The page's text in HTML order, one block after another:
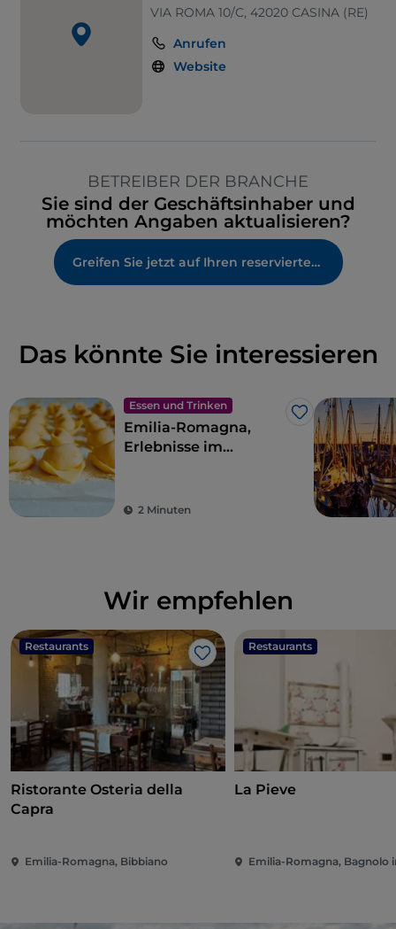
VIA ROMA 10/C, 42020 CASINA (RE)
Anrufen
Website
BETREIBER DER BRANCHE
Sie sind der Geschäftsinhaber und
möchten Angaben aktualisieren?
Greifen Sie jetzt auf Ihren reservierten Bereich zu
Das könnte Sie interessieren
Essen und Trinken
Like
Emilia-Romagna,
Erlebnisse im
2 Minuten
Wir empfehlen
Restaurants
Like
Ristorante Osteria della
Capra
Emilia-Romagna, Bibbiano
Restaurants
La Pieve
Emilia-Romagna, Bagnolo